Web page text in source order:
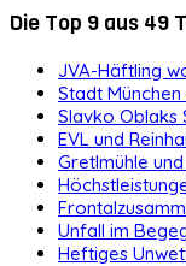
Die Top 9 aus 49
JVA-Häftling
Stadt
Slavko Oblaks
EVL und
Gretlmühle
Unfall im
Heftiges